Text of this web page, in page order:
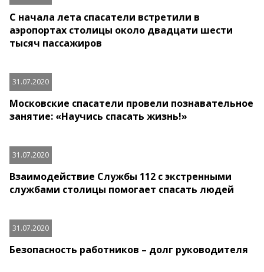
С начала лета спасатели встретили в
аэропортах столицы около двадцати шести
тысяч пассажиров
31.07.2020
Московские спасатели провели познавательное
занятие: «Научись спасать жизнь!»
31.07.2020
Взаимодействие Службы 112 с экстренными
службами столицы помогает спасать людей
31.07.2020
Безопасность работников – долг руководителя